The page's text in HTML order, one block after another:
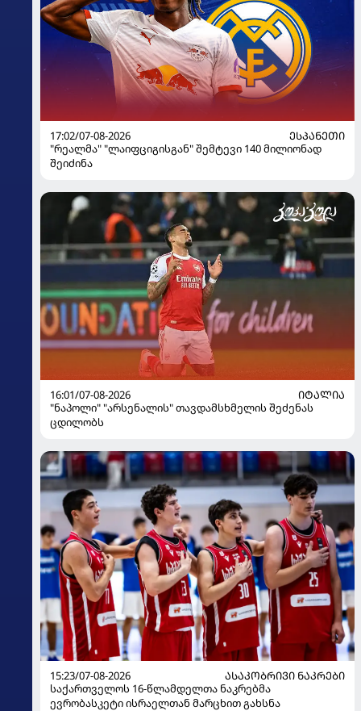
17:02/07-08-2026
ᲔᲡᲞᲐᲜᲔᲗᲘ
"რეალმა" "ლაიფციგისგან" შემტევი 140 მილიონად
შეიძინა
16:01/07-08-2026
ᲘᲢᲐᲚᲘᲐ
"ნაპოლი" "არსენალის" თავდამსხმელის შეძენას
ცდილობს
15:23/07-08-2026
ᲐᲡᲐᲙᲝᲑᲠᲘᲕᲘ ᲜᲐᲙᲠᲔᲑᲘ
საქართველოს 16-წლამდელთა ნაკრებმა
ევრობასკეტი ისრაელთან მარცხით გახსნა